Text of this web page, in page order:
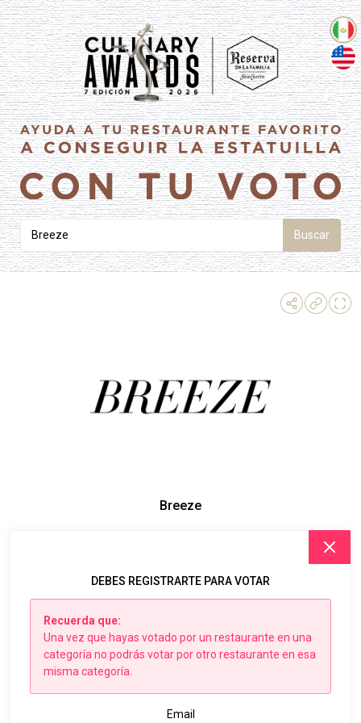
Buscar
Breeze
DEBES REGISTRARTE PARA VOTAR
Recuerda que:
Una vez que hayas votado por un restaurante en una
categoría no podrás votar por otro restaurante en esa
misma categoría.
Email